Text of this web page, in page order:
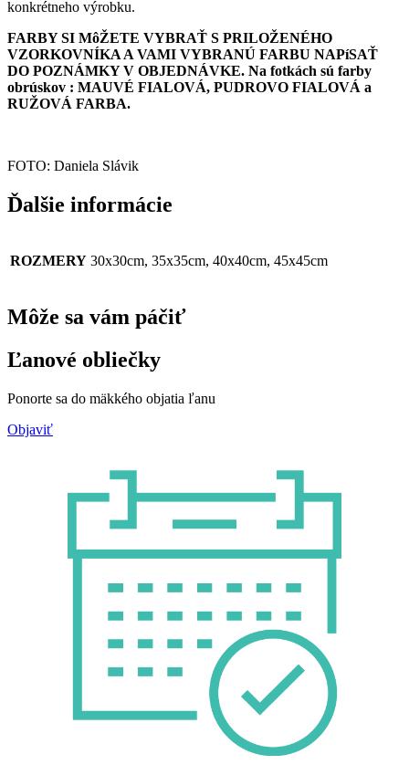
konkrétneho výrobku.
FARBY SI MôŽETE VYBRAŤ S PRILOŽENÉHO
VZORKOVNÍKA A VAMI VYBRANÚ FARBU NAPíSAŤ
DO POZNÁMKY V OBJEDNÁVKE. Na fotkách sú farby
obrúskov : MAUVÉ FIALOVÁ, PUDROVO FIALOVÁ a
RUŽOVÁ FARBA.
FOTO: Daniela Slávik
Ďalšie informácie
ROZMERY 30x30cm, 35x35cm, 40x40cm, 45x45cm
Môže sa vám páčiť
Ľanové obliečky
Ponorte sa do mäkkého objatia ľanu
Objaviť